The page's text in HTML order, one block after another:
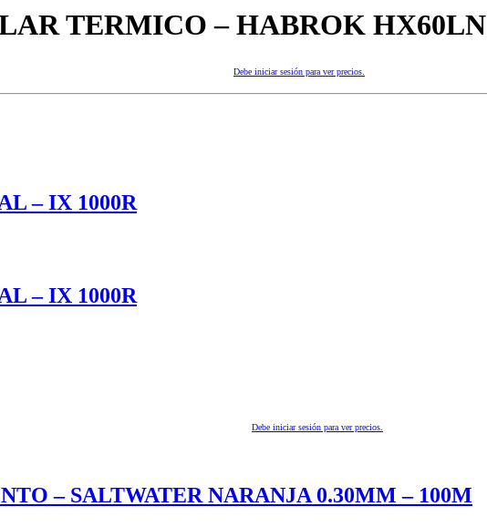
TERMICO – HABROK HX60LN
Debe iniciar sesión para ver precios.
– IX 1000R
– IX 1000R
Debe iniciar sesión para ver precios.
– SALTWATER NARANJA 0.30MM – 100M